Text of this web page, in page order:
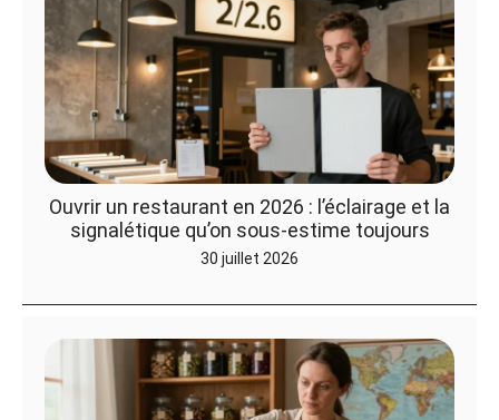
Ouvrir un restaurant en 2026 : l’éclairage et la
signalétique qu’on sous-estime toujours
30 juillet 2026